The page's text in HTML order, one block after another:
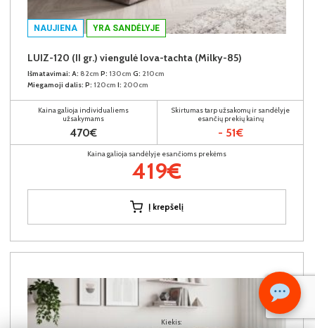
Kiekis:
NAUJIENA YRA SANDĖLYJE
LUIZ-120 (II gr.) viengulė lova-tachta (Milky-85)
Išmatavimai: A: 82cm P: 130cm G: 210cm
Miegamoji dalis: P: 120cm I: 200cm
Kaina galioja individualiems
užsakymams
470€
Skirtumas tarp užsakomų ir sandėlyje
esančių prekių kainų
- 51€
Kaina galioja sandėlyje esančioms prekėms
419€
Į krepšelį